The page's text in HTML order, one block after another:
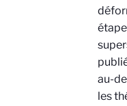
au-
les